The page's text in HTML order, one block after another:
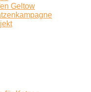
Geltow